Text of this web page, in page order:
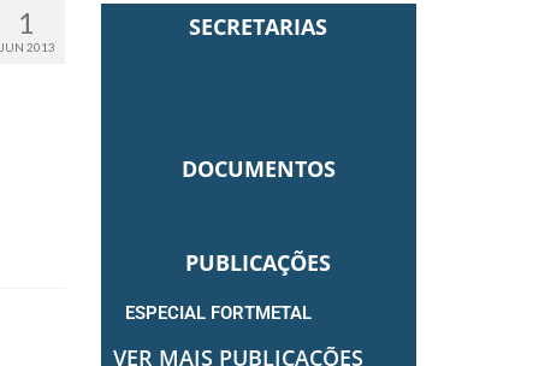
1
2013
SECRETARIAS
DOCUMENTOS
PUBLICAÇÕES
ESPECIAL FORTMETAL
VER MAIS PUBLICAÇÕES